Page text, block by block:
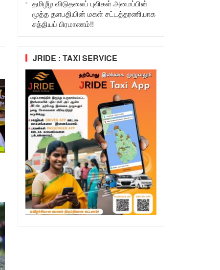
தமிழீழ விடுதலைப் புலிகள் அமைப்பின்
மூத்த தளபதியின் மகள் சட்டத்தரணியாக
சத்தியப் பிரமாணம்!!
JRIDE : TAXI SERVICE